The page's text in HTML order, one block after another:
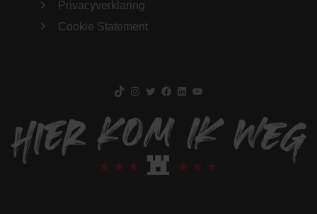
Privacyverklaring
Cookie Statement